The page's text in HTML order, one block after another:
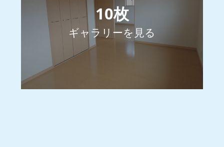
10枚
ギャラリーを見る